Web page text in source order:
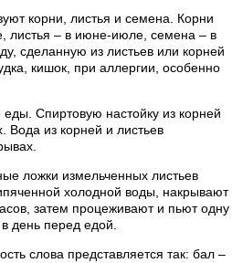
корни, листья и семена. Корни
листья – в июне-июле, семена – в
сделанную из листьев или корней
кишок, при аллергии, особенно
Спиртовую настойку из корней
Вода из корней и листьев
ложки измельченных листьев
холодной воды, накрывают
затем процеживают и пьют одну
день перед едой.
слова представляется так: бал –